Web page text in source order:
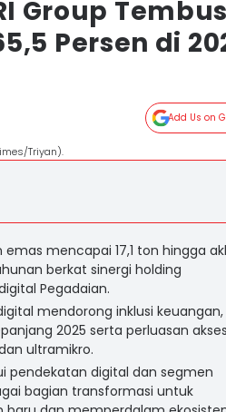
Group Tembus
Persen di
Add Us on
Triyan).
mencapai 17,1 ton hingga
berkat sinergi holding
Pegadaian.
mendorong inklusi keuangan,
2025 serta perluasan akses
ultramikro.
pendekatan digital dan segmen
bagian transformasi untuk